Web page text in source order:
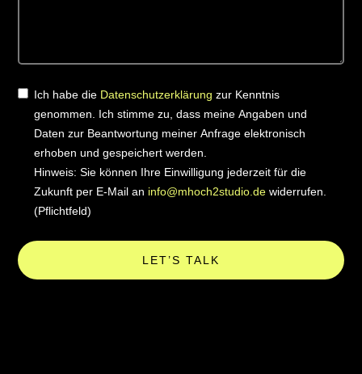
Ich habe die Datenschutzerklärung zur Kenntnis
genommen. Ich stimme zu, dass meine Angaben und
Daten zur Beantwortung meiner Anfrage elektronisch
erhoben und gespeichert werden.
Hinweis: Sie können Ihre Einwilligung jederzeit für die
Zukunft per E-Mail an info@mhoch2studio.de widerrufen.
(Pflichtfeld)
LET’S TALK